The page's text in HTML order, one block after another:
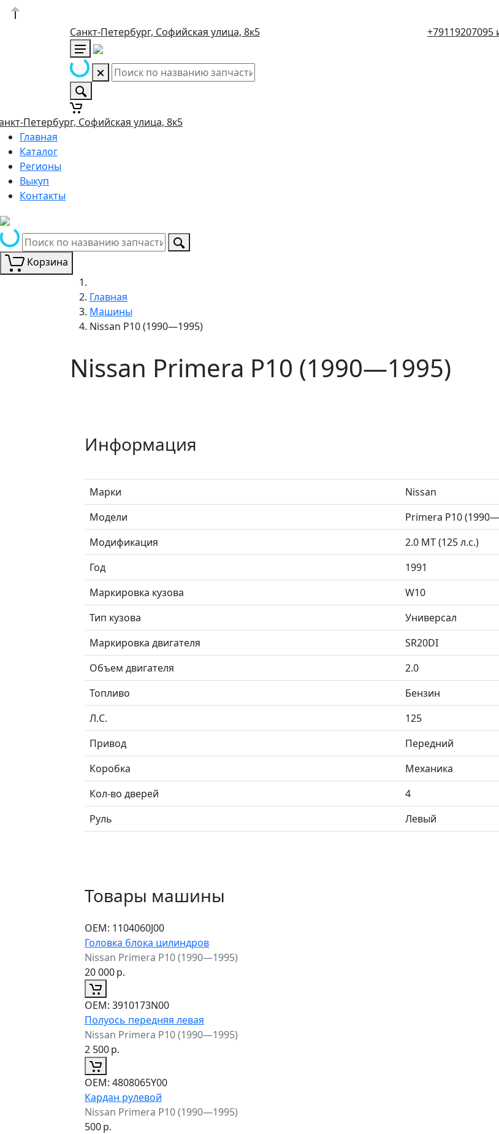
Санкт-Петербург, Софийская улица, 8к5 +79119207095
Петербург, Софийская улица, 8к5
Главная
Каталог
Регионы
Выкуп
Контакты
Корзина
Главная
Машины
Nissan P10 (1990—1995)
Nissan Primera P10 (1990—1995)
Информация
Марки
Nissan
Модели
Primera P10
Модификация
2.0 MT (125 л.с.)
Год
1991
Маркировка кузова
W10
Тип кузова
Универсал
Маркировка двигателя
SR20DI
Объем двигателя
2.0
Топливо
Бензин
Л.C.
125
Привод
Передний
Коробка
Механика
Кол-во дверей
4
Руль
Левый
Товары машины
ОЕМ: 1104060J00
Головка блока цилиндров
Nissan Primera P10 (1990—1995)
20 000р.
ОЕМ: 3910173N00
Полуось передняя левая
Nissan Primera P10 (1990—1995)
2 500р.
ОЕМ: 4808065Y00
Кардан рулевой
Nissan Primera P10 (1990—1995)
500р.